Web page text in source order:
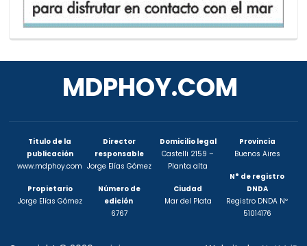
MDPHOY.COM
Titulo de la
publicación
www.mdphoy.com
Propietario
Jorge Elías Gómez
Director
responsable
Jorge Elías Gómez
Número de
edición
6767
Domicilio legal
Castelli 2159 –
Planta alta
Ciudad
Mar del Plata
Provincia
Buenos Aires
N° de registro
DNDA
Registro DNDA Nº
51014176